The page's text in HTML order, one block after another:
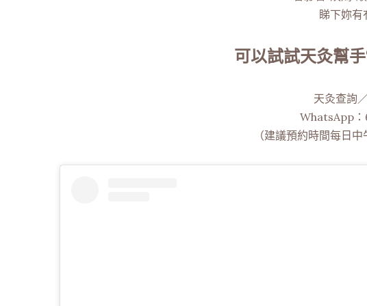
睇下妳有
可以試試天灸幫
天灸查詢
WhatsApp：
（建議預約時間每日中